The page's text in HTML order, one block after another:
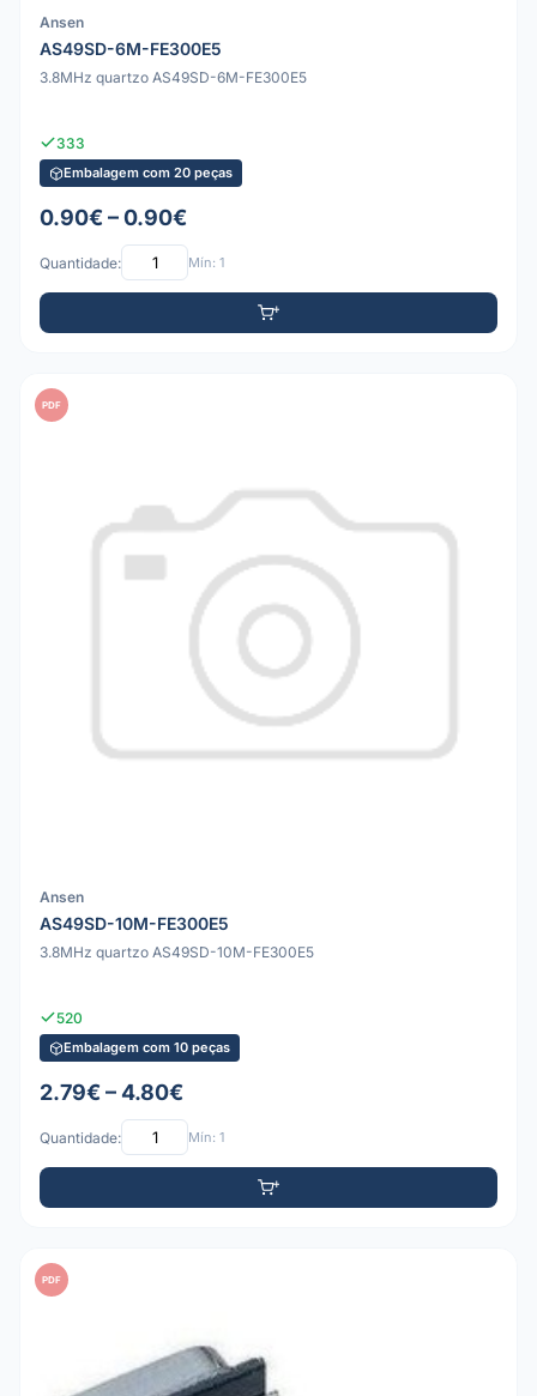
Ansen
AS49SD-6M-FE300E5
3.8MHz quartzo AS49SD-6M-FE300E5
333
Embalagem com 20 peças
0.90€ – 0.90€
Quantidade: Mín: 1
PDF
Ansen
AS49SD-10M-FE300E5
3.8MHz quartzo AS49SD-10M-FE300E5
520
Embalagem com 10 peças
2.79€ – 4.80€
Quantidade: Mín: 1
PDF